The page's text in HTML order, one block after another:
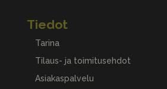
Tiedot
Tarina
Tilaus- ja toimitusehdot
Asiakaspalvelu